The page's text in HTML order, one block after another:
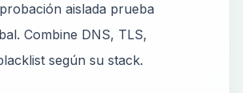
aislada prueba
Combine DNS, TLS,
según su stack.